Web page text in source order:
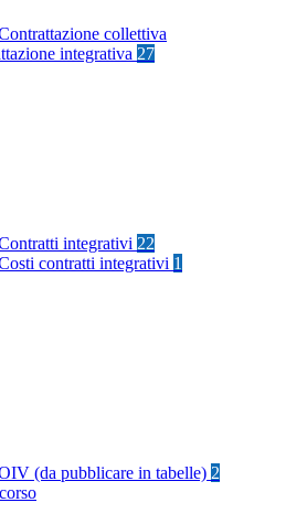
collettiva
integrativa 27
integrativi 22
contratti integrativi 1
(da pubblicare in tabelle) 2